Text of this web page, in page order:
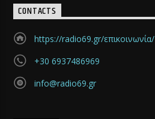
CONTACTS
https://radio69.gr/επικοινωνία/
+30 6937486969
info@radio69.gr